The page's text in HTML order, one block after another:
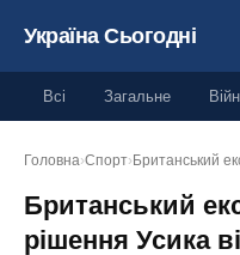
Україна Сьогодні
Всі Загальне
Головна›Спорт› Британський
Британський
рішення Усика